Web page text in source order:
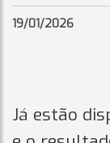
19/01/2026
Já estão